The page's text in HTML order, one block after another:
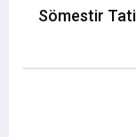
Sömestir